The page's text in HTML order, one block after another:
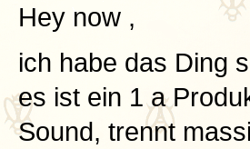
Hey now ,
ich habe das Ding
es ist ein 1 a
Sound, trennt